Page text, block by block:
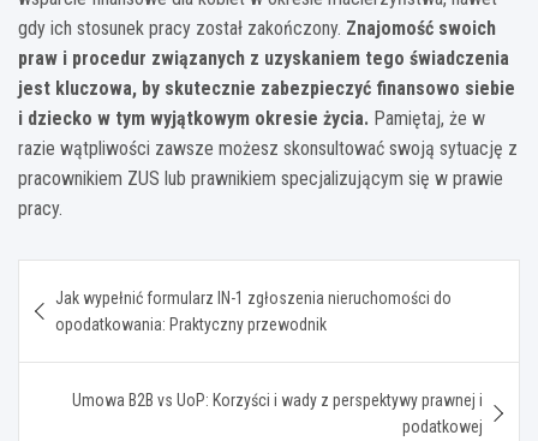
gdy ich stosunek pracy został zakończony. Znajomość swoich
praw i procedur związanych z uzyskaniem tego świadczenia
jest kluczowa, by skutecznie zabezpieczyć finansowo siebie
i dziecko w tym wyjątkowym okresie życia. Pamiętaj, że w
razie wątpliwości zawsze możesz skonsultować swoją sytuację z
pracownikiem ZUS lub prawnikiem specjalizującym się w prawie
pracy.
wpisu
Jak wypełnić formularz IN-1 zgłoszenia nieruchomości do
opodatkowania: Praktyczny przewodnik
Umowa B2B vs UoP: Korzyści i wady z perspektywy prawnej i
podatkowej